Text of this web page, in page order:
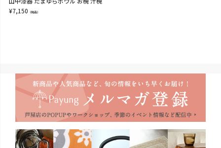
¥7,150 （税込）